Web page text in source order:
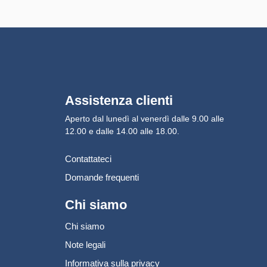
Assistenza clienti
Aperto dal lunedì al venerdì dalle 9.00 alle
12.00 e dalle 14.00 alle 18.00.
Contattateci
Domande frequenti
Chi siamo
Chi siamo
Note legali
Informativa sulla privacy